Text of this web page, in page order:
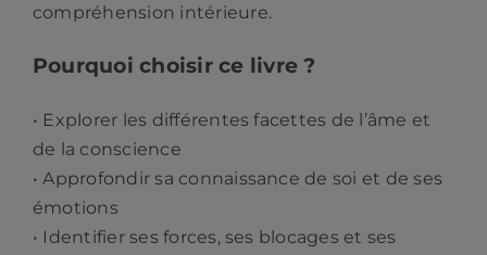
compréhension intérieure.
Pourquoi choisir ce livre ?
• Explorer les différentes facettes de l’âme et
de la conscience
• Approfondir sa connaissance de soi et de ses
émotions
• Identifier ses forces, ses blocages et ses